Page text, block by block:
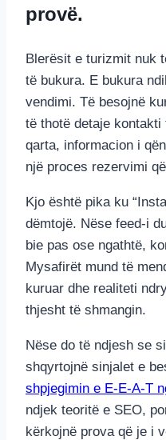
provë.
Blerësit e turizmit nuk
të bukura. E bukura
vendimi. Të besojnë
të thotë detaje
qarta, informacion i
një proces rezervimi
Kjo është pika ku
dëmtojë. Nëse feed-i
bie pas ose ngathtë,
Mysafirët mund të
kuruar dhe realiteti
thjesht të shmangin.
Nëse do të ndjesh se
shqyrtojnë sinjalet e
shpjegimin e E-E-A-T
ndjek teoritë e SEO,
kërkojnë prova që je i